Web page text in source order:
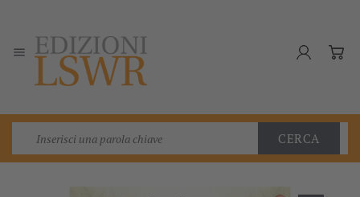

CERCA